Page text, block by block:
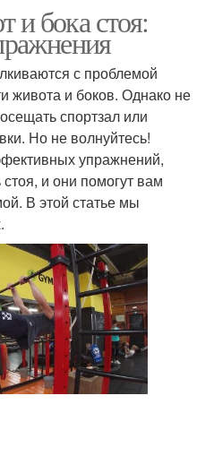
и бока стоя:
с проблемой
живота и боков. Однако не
спортзал или
Но не волнуйтесь!
упражнений,
и они помогут вам
В этой статье мы